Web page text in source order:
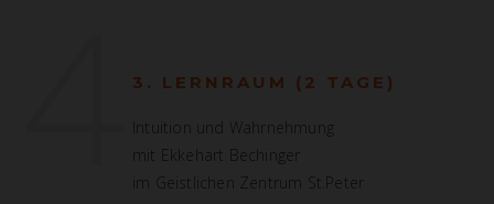
3. LERNRAUM (2 TAGE)
Intuition und Wahrnehmung
mit Ekkehart Bechinger
im Geistlichen Zentrum St.Peter